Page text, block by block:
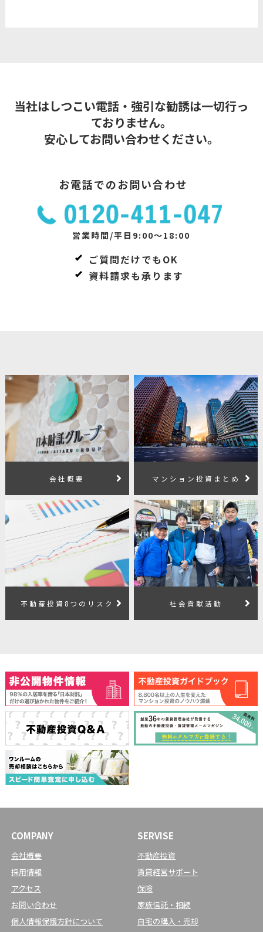
当社はしつこい電話・強引な勧誘は一切行っ
ておりません。
安心してお問い合わせください。
お電話でのお問い合わせ
営業時間/平日9:00～18:00
ご質問だけでもOK
資料請求も承ります
会社概要 マンション投資まとめ
不動産投資8つのリスク 社会貢献活動
COMPANY
会社概要
採用情報
アクセス
お問い合わせ
個人情報保護方針について
SERVISE
不動産投資
賃貸経営サポート
保険
家族信託・相続
自宅の購入・売却